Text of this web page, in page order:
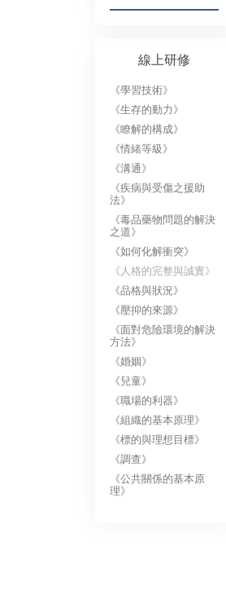
線上研修
《學習技術》
《生存的動力》
《瞭解的構成》
《情緒等級》
《溝通》
《疾病與受傷之援助
法》
《毒品藥物問題的解決
之道》
《如何化解衝突》
《人格的完整與誠實》
《品格與狀況》
《壓抑的來源》
《面對危險環境的解決
方法》
《婚姻》
《兒童》
《職場的利器》
《組織的基本原理》
《標的與理想目標》
《調查》
《公共關係的基本原
理》